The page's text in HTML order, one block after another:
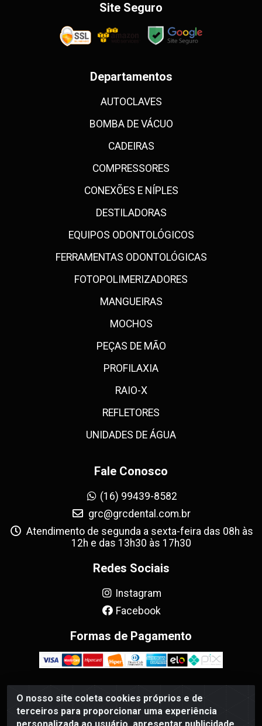
O nosso site coleta cookies próprios e de
terceiros para proporcionar uma experiência
Site Seguro
Departamentos
AUTOCLAVES
BOMBA DE VÁCUO
CADEIRAS
COMPRESSORES
CONEXÕES E NÍPLES
DESTILADORAS
EQUIPOS ODONTOLÓGICOS
FERRAMENTAS ODONTOLÓGICAS
FOTOPOLIMERIZADORES
MANGUEIRAS
MOCHOS
PEÇAS DE MÃO
PROFILAXIA
RAIO-X
REFLETORES
UNIDADES DE ÁGUA
Fale Conosco
(16) 99439-8582
grc@grcdental.com.br
Atendimento de segunda a sexta-feira das 08h às
12h e das 13h30 às 17h30
Redes Sociais
Instagram
Facebook
Formas de Pagamento
GRC Dental - Avenida Antônio e Helena Zerrenner, 720 -
Sumarezinho, Ribeirão Preto/SP - CEP 14055-130 - CNPJ